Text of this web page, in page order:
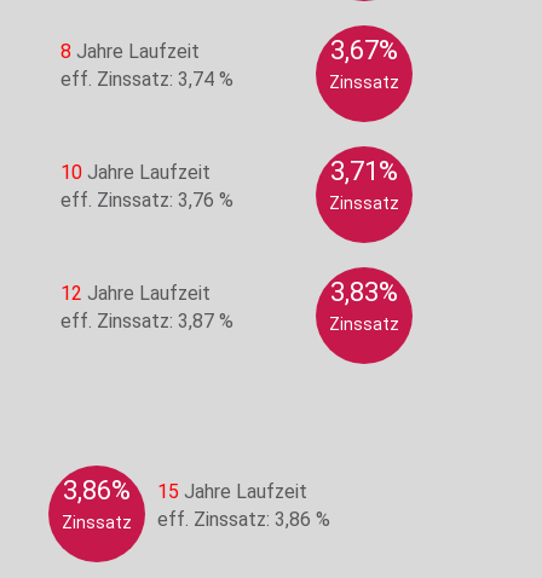
8 Jahre Laufzeit
eff. Zinssatz: 3,74 %
3,67%
Zinssatz
10 Jahre Laufzeit
eff. Zinssatz: 3,76 %
3,71%
Zinssatz
12 Jahre Laufzeit
eff. Zinssatz: 3,87 %
3,83%
Zinssatz
3,86%
Zinssatz
15 Jahre Laufzeit
eff. Zinssatz: 3,86 %